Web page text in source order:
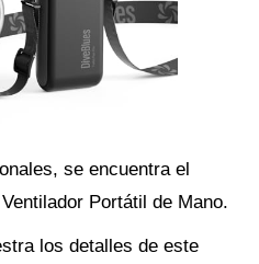
se encuentra el
Portátil de Mano.
los detalles de este